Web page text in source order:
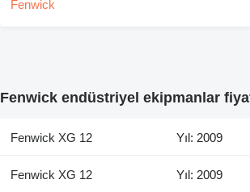
Fenwick endüstriyel ekipmanlar
Fenwick XG 12 Yıl: 2009
Fenwick XG 12 Yıl: 2009